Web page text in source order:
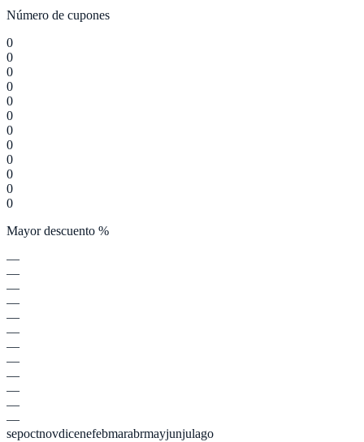
Número de cupones
0
0
0
0
0
0
0
0
0
0
0
0
Mayor descuento %
—
—
—
—
—
—
—
—
—
—
—
—
sepoctnovdicenefebmarabrmayjunjulago